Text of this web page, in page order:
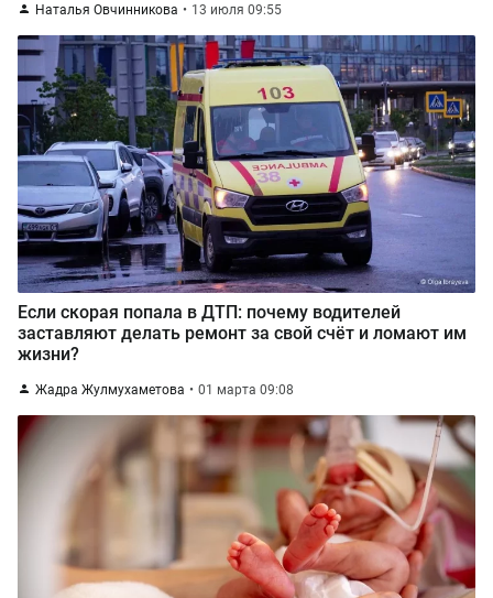
Наталья Овчинникова 13 июля 09:55
Если скорая попала в ДТП: почему водителей
заставляют делать ремонт за свой счёт и ломают им
жизни?
Жадра Жулмухаметова 01 марта 09:08